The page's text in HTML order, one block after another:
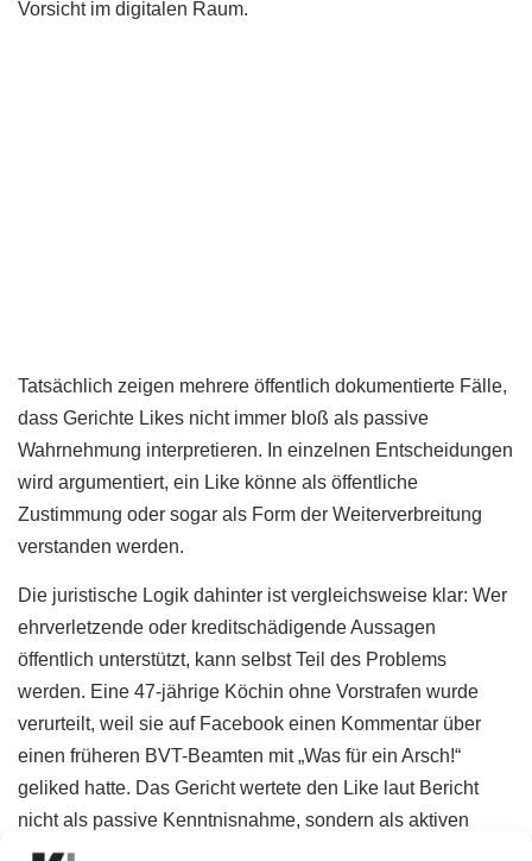
Vorsicht im digitalen Raum.
Tatsächlich zeigen mehrere öffentlich dokumentierte Fälle,
dass Gerichte Likes nicht immer bloß als passive
Wahrnehmung interpretieren. In einzelnen Entscheidungen
wird argumentiert, ein Like könne als öffentliche
Zustimmung oder sogar als Form der Weiterverbreitung
verstanden werden.
Die juristische Logik dahinter ist vergleichsweise klar: Wer
ehrverletzende oder kreditschädigende Aussagen
öffentlich unterstützt, kann selbst Teil des Problems
werden. Eine 47-jährige Köchin ohne Vorstrafen wurde
verurteilt, weil sie auf Facebook einen Kommentar über
einen früheren BVT-Beamten mit „Was für ein Arsch!“
geliked hatte. Das Gericht wertete den Like laut Bericht
nicht als passive Kenntnisnahme, sondern als aktiven
Beitrag zur Weiterverbreitung der Aussage.